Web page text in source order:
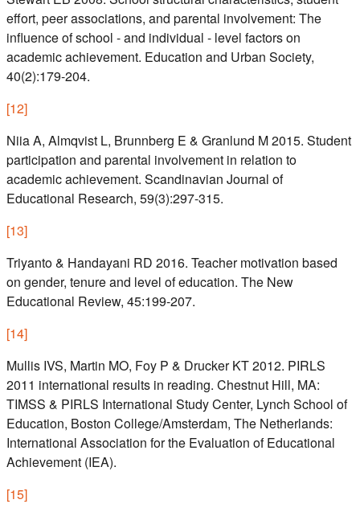
effort, peer associations, and parental involvement: The
influence of school - and individual - level factors on
academic achievement. Education and Urban Society,
40(2):179-204.
[12]
Niia A, Almqvist L, Brunnberg E & Granlund M 2015. Student
participation and parental involvement in relation to
academic achievement. Scandinavian Journal of
Educational Research, 59(3):297-315.
[13]
Triyanto & Handayani RD 2016. Teacher motivation based
on gender, tenure and level of education. The New
Educational Review, 45:199-207.
[14]
Mullis IVS, Martin MO, Foy P & Drucker KT 2012. PIRLS
2011 international results in reading. Chestnut Hill, MA:
TIMSS & PIRLS International Study Center, Lynch School of
Education, Boston College/Amsterdam, The Netherlands:
International Association for the Evaluation of Educational
Achievement (IEA).
[15]